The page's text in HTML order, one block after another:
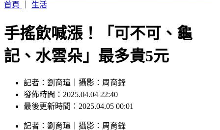
塵？
手搖飲喊漲！「可不可、龜
記、水雲朵」最多貴5元
記者：劉育瑄｜攝影：周育鋒
發佈時間：2025.04.04 22:40